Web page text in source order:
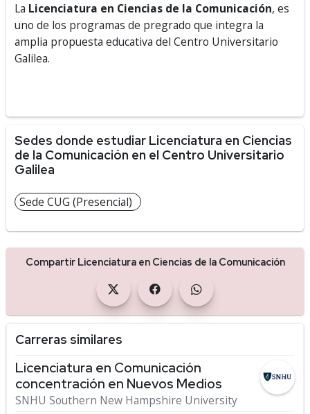
La Licenciatura en Ciencias de la Comunicación, es
uno de los programas de pregrado que integra la
amplia propuesta educativa del Centro Universitario
Galilea.
Sedes donde estudiar Licenciatura en Ciencias
de la Comunicación en el Centro Universitario
Galilea
Sede CUG (Presencial)
Compartir Licenciatura en Ciencias de la Comunicación
Carreras similares
Licenciatura en Comunicación
concentración en Nuevos Medios
SNHU Southern New Hampshire University